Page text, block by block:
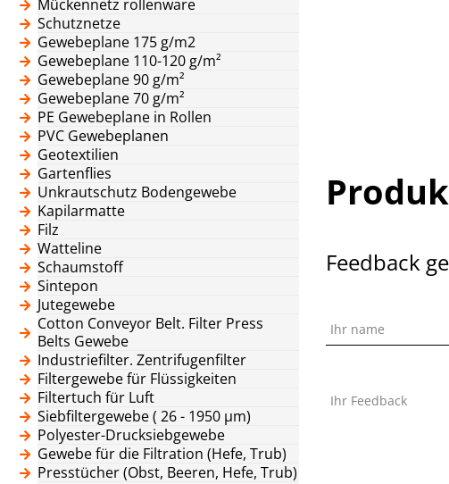
Mückennetz rollenware
Schutznetze
Gewebeplane 175 g/m2
Gewebeplane 110-120 g/m²
Gewebeplane 90 g/m²
Gewebeplane 70 g/m²
PE Gewebeplane in Rollen
PVC Gewebeplanen
Geotextilien
Gartenflies
Unkrautschutz Bodengewebe
Kapilarmatte
Filz
Watteline
Schaumstoff
Sintepon
Jutegewebe
Cotton Conveyor Belt. Filter Press
Belts Gewebe
Industriefilter. Zentrifugenfilter
Filtergewebe für Flüssigkeiten
Filtertuch für Luft
Siebfiltergewebe ( 26 - 1950 μm)
Polyester-Drucksiebgewebe
Gewebe für die Filtration (Hefe, Trub)
Presstücher (Obst, Beeren, Hefe, Trub)
Feedback
Ihr name
Ihr Feedback